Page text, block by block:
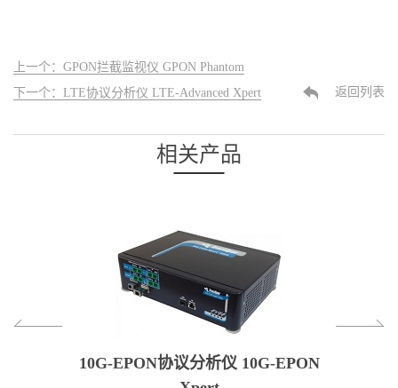
上一个：GPON拦截监视仪 GPON Phantom
下一个：LTE协议分析仪 LTE-Advanced Xpert
返回列表
相关产品
10G-EPON协议分析仪 10G-EPON